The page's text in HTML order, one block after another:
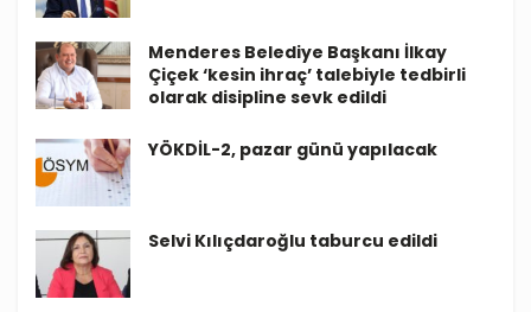
Menderes Belediye Başkanı İlkay
Çiçek ‘kesin ihraç’ talebiyle tedbirli
olarak disipline sevk edildi
YÖKDİL-2, pazar günü yapılacak
Selvi Kılıçdaroğlu taburcu edildi